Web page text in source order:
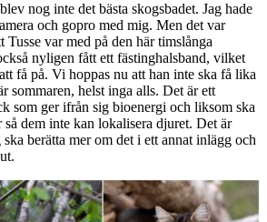
nog inte det bästa skogsbadet. Jag hade
och gopro med mig. Men det var
Tusse var med på den här timslånga
nyligen fått ett fästinghalsband, vilket
få på. Vi hoppas nu att han inte ska få lika
sommaren, helst inga alls. Det är ett
som ger ifrån sig bioenergi och liksom ska
dem inte kan lokalisera djuret. Det är
berätta mer om det i ett annat inlägg och